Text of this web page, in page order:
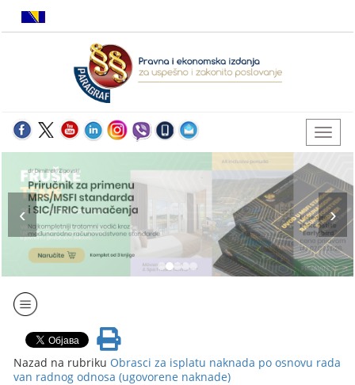
Nazad na rubriku Obrasci za isplatu naknada po osnovu rada
van radnog odnosa (ugovorene naknade)